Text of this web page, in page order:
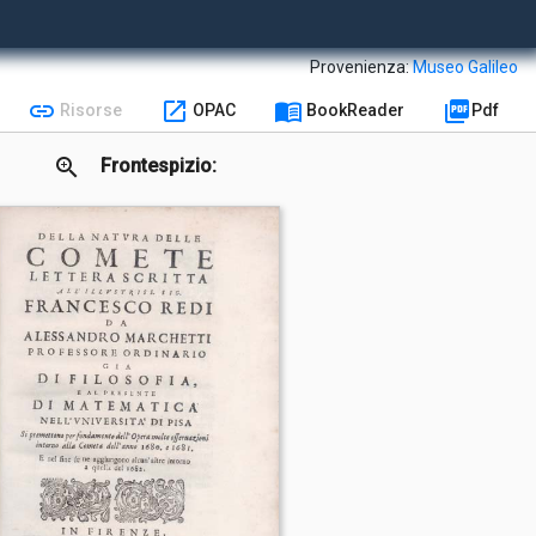
Provenienza:Museo Galileo
link Risorse open_in_new OPAC menu_book BookReader picture_as_pdf Pdf
zoom_in Frontespizio: